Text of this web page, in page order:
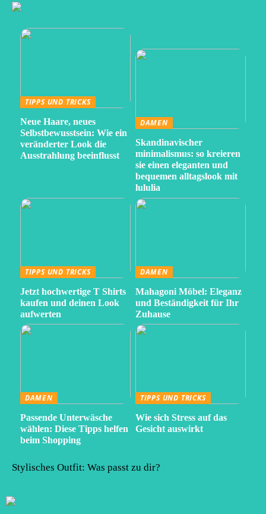
TIPPS UND TRICKS
Neue Haare, neues
Selbstbewusstsein: Wie ein
veränderter Look die
Ausstrahlung beeinflusst
DAMEN
Skandinavischer
minimalismus: so kreieren
sie einen eleganten und
bequemen alltagslook mit
lululia
TIPPS UND TRICKS
Jetzt hochwertige T Shirts
kaufen und deinen Look
aufwerten
DAMEN
Mahagoni Möbel: Eleganz
und Beständigkeit für Ihr
Zuhause
DAMEN
Passende Unterwäsche
wählen: Diese Tipps helfen
beim Shopping
TIPPS UND TRICKS
Wie sich Stress auf das
Gesicht auswirkt
Stylisches Outfit: Was passt zu dir?